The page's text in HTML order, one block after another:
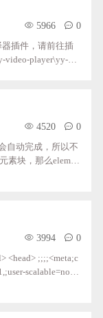
5966 0
器插件，请前往插
video-player\yy-vid
4520 0
自动完成，所以不
素块，那么elemen
3994 0
<head> ;;;;<meta;c
scalable=no">